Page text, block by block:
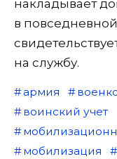
накладывает
в
на службу.
армия
воинский учет
мобилизация